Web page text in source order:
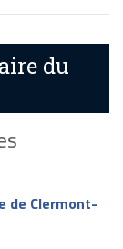
du
de Clermont-